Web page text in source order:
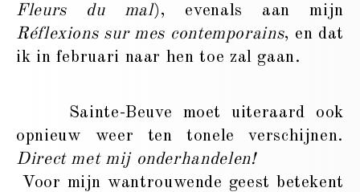
Fleurs du mal), evenals aan mijn
Réflexions sur mes contemporains, en dat
ik in februari naar hen toe zal gaan.
Sainte-Beuve moet uiteraard ook
opnieuw weer ten tonele verschijnen.
Direct met mij onderhandelen!
Voor mijn wantrouwende geest betekent